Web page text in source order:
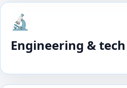
🔬
Engineering & tech